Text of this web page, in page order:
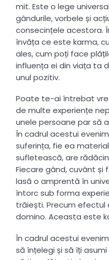
mit. Este o lege
gândurile, vorbele și
consecințele acestora.
învăța ce este karma,
ales, cum poți face
influența ei din viața ta
unul pozitiv.
Poate te-ai întrebat
de multe experiențe
unele persoane par să
În cadrul acestui
suferința, fie ea
sufletească, are
Fiecare gând, cuvânt și
lasă o amprentă în
întorc sub forma
trăiești. Precum efectul
domino. Aceasta este
În cadrul acestui
să înțelegi și să îți